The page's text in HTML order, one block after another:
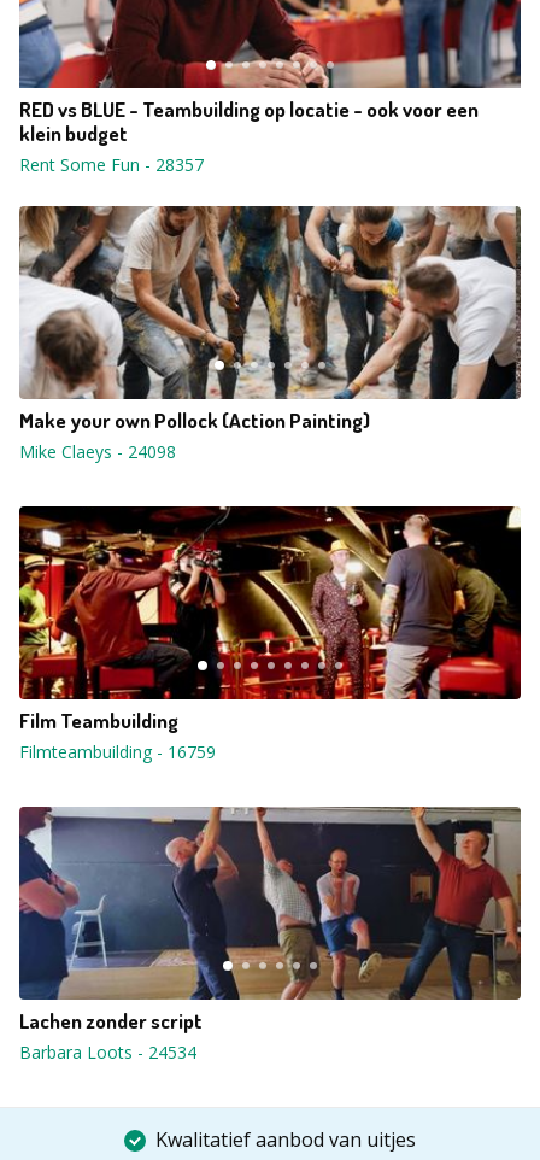
RED vs BLUE - Teambuilding op locatie - ook voor een
klein budget
Rent Some Fun - 28357
Make your own Pollock (Action Painting)
Mike Claeys - 24098
Film Teambuilding
Filmteambuilding- 16759
Lachen zonder script
Barbara Loots - 24534
Kwalitatief aanbod van uitjes